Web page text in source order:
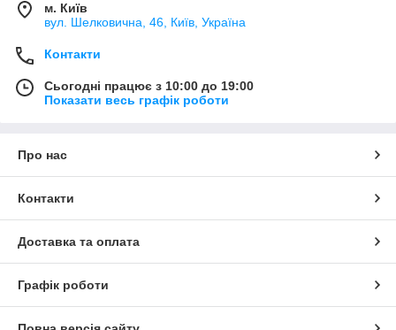
м. Київ
вул. Шелковична, 46, Київ, Україна
Контакти
Сьогодні працює з 10:00 до 19:00
Показати весь графік роботи
Про нас
Контакти
Доставка та оплата
Графік роботи